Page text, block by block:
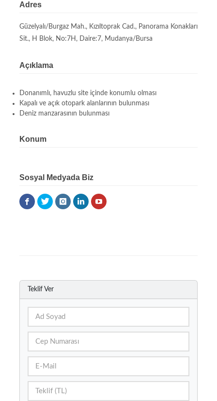
Adres
Güzelyalı/Burgaz Mah., Kızıltoprak Cad., Panorama Konakları
Sit., H Blok, No:7H, Daire:7, Mudanya/Bursa
Açıklama
Donanımlı, havuzlu site içinde konumlu olması
Kapalı ve açık otopark alanlarının bulunması
Deniz manzarasının bulunması
Konum
Sosyal Medyada Biz
Teklif Ver